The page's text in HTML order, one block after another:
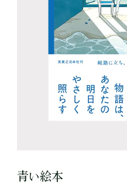
青い絵本